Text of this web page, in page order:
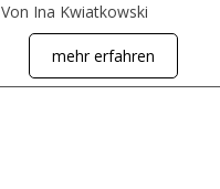
Von Ina Kwiatkowski
mehr erfahren